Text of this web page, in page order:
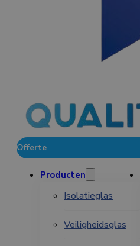
Offerte
Producten
Isolatieglas
Veiligheidsglas